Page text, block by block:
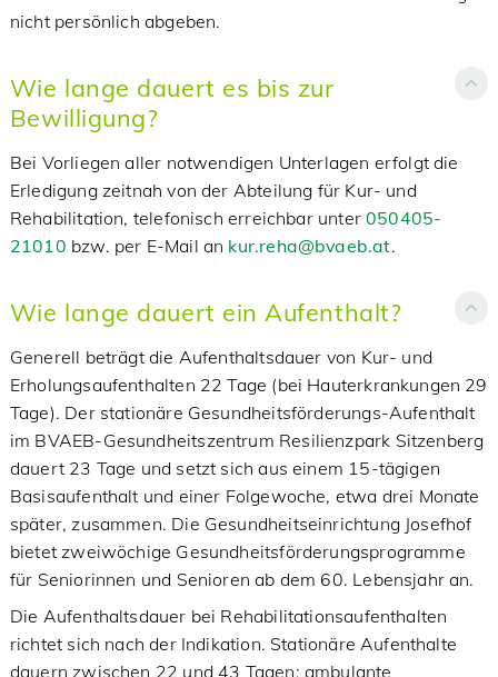
nicht persönlich abgeben.
Wie lange dauert es bis zur
Bewilligung?
Bei Vorliegen aller notwendigen Unterlagen erfolgt die
Erledigung zeitnah von der Abteilung für Kur- und
Rehabilitation, telefonisch erreichbar unter050405-
21010 bzw. per E-Mail an kur.reha@bvaeb.at.
Wie lange dauert ein Aufenthalt?
Generell beträgt die Aufenthaltsdauer von Kur- und
Erholungsaufenthalten 22 Tage (bei Hauterkrankungen 29
Tage). Der stationäre Gesundheitsförderungs-Aufenthalt
im BVAEB-Gesundheitszentrum Resilienzpark Sitzenberg
dauert 23 Tage und setzt sich aus einem 15-tägigen
Basisaufenthalt und einer Folgewoche, etwa drei Monate
später, zusammen. Die Gesundheitseinrichtung Josefhof
bietet zweiwöchige Gesundheitsförderungsprogramme
für Seniorinnen und Senioren ab dem 60. Lebensjahr an.
Die Aufenthaltsdauer bei Rehabilitationsaufenthalten
richtet sich nach der Indikation. Stationäre Aufenthalte
dauern zwischen 22 und 43 Tagen; ambulante